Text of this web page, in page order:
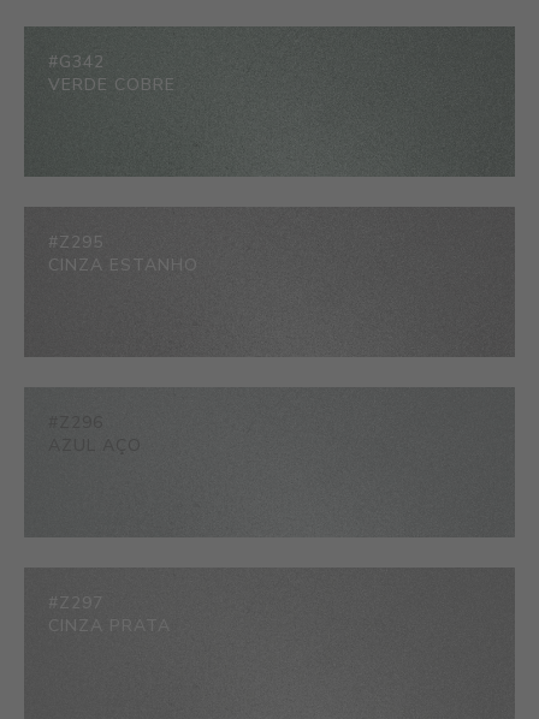
#G342
VERDE COBRE
#Z295
CINZA ESTANHO
#Z297
CINZA PRATA